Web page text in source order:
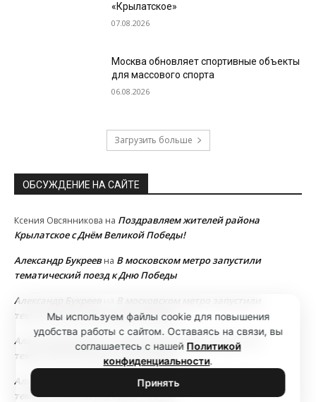
«Крылатское»
07.08.2026
Москва обновляет спортивные объекты
для массового спорта
06.08.2026
Загрузить больше
ОБСУЖДЕНИЕ НА САЙТЕ
Ксения Овсянникова на Поздравляем жителей района
Крылатское с Днём Великой Победы!
Александр Букреевна В московском метро запустили
тематический поезд к Дню Победы
Александр Букреев
тематический поезд к Дню Победы
Александр Букреев
В московском метро запустили
тематический поезд к Дню Победы
Александр Букреев
В московском метро запустили
тематический поезд к Дню Победы
Мы используем файлы cookie для повышения
удобства работы с сайтом. Оставаясь на связи, вы
соглашаетесь с нашей Политикой
конфиденциальности.
Принять